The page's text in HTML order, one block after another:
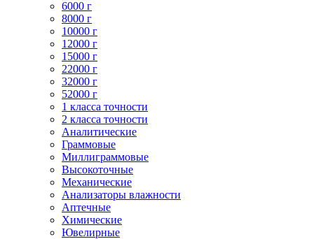
6000 г
8000 г
10000 г
12000 г
15000 г
22000 г
32000 г
52000 г
1 класса точности
2 класса точности
Аналитические
Граммовые
Миллиграммовые
Высокоточные
Механические
Анализаторы влажности
Аптечные
Химические
Ювелирные